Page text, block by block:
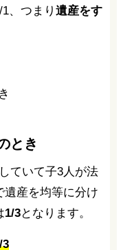
、つまり 遺産をす
とき
ていて子3人が法
遺産を均等に分け
1/3となります。
3